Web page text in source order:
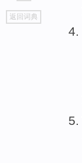
go
top
返回词典